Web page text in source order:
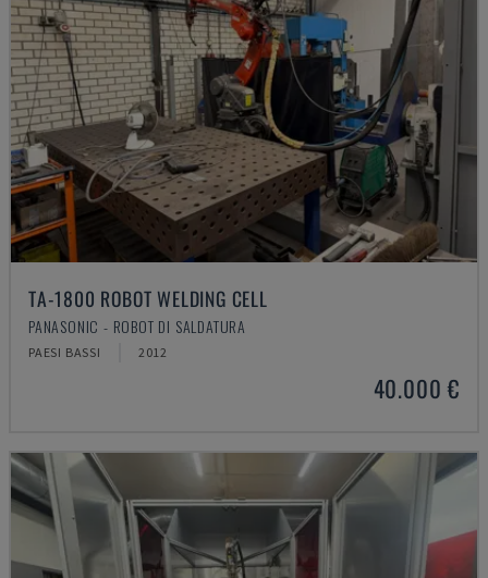
TA-1800 ROBOT WELDING CELL
PANASONIC - ROBOT DI SALDATURA
PAESI BASSI 2012
40.000 €